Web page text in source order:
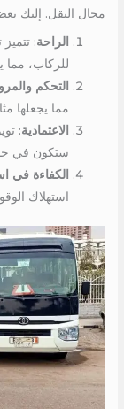
مجال النقل. إليك
الراحة:
للركاب،
التحكم
مما يجعلها
الاعتمادية:
ستكون في
الكفاءة في
استهلاك